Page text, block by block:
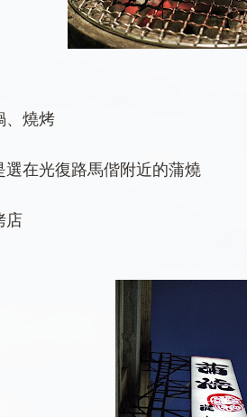
、燒烤
在光復路馬偕附近的蒲燒
店